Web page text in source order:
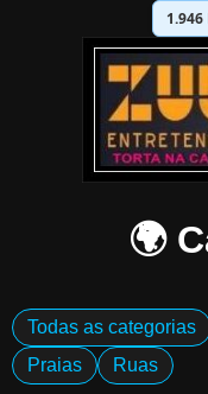
1.946
🌍
Todas as categorias
Praias
Ruas